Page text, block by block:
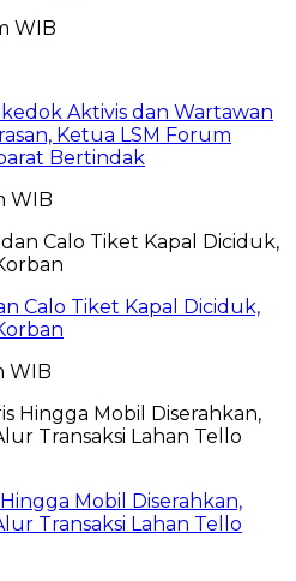
WIB
Aktivis dan Wartawan
Ketua LSM Forum
Bertindak
WIB
Calo Tiket Kapal Diciduk,
WIB
Mobil Diserahkan,
Transaksi Lahan Tello